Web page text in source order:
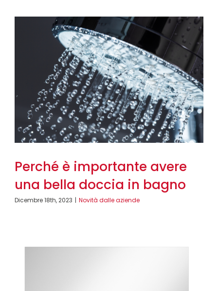
Perché è importante avere
una bella doccia in bagno
Dicembre 18th, 2023 | Novità dalle aziende